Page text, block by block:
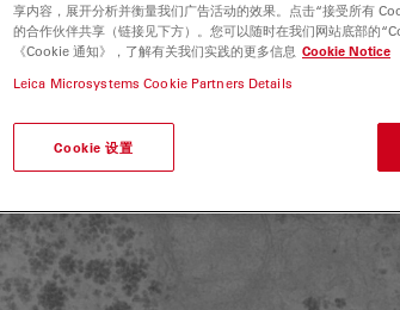
享内容，展开分析并衡量我们广告活动的效果。点击“接受所有
的合作伙伴共享（链接见下方）。您可以随时在我们网站底部的
《Cookie 通知》，了解有关我们实践的更多信息 Cookie Notice
Leica Microsystems Cookie Partners Details
Cookie 设置